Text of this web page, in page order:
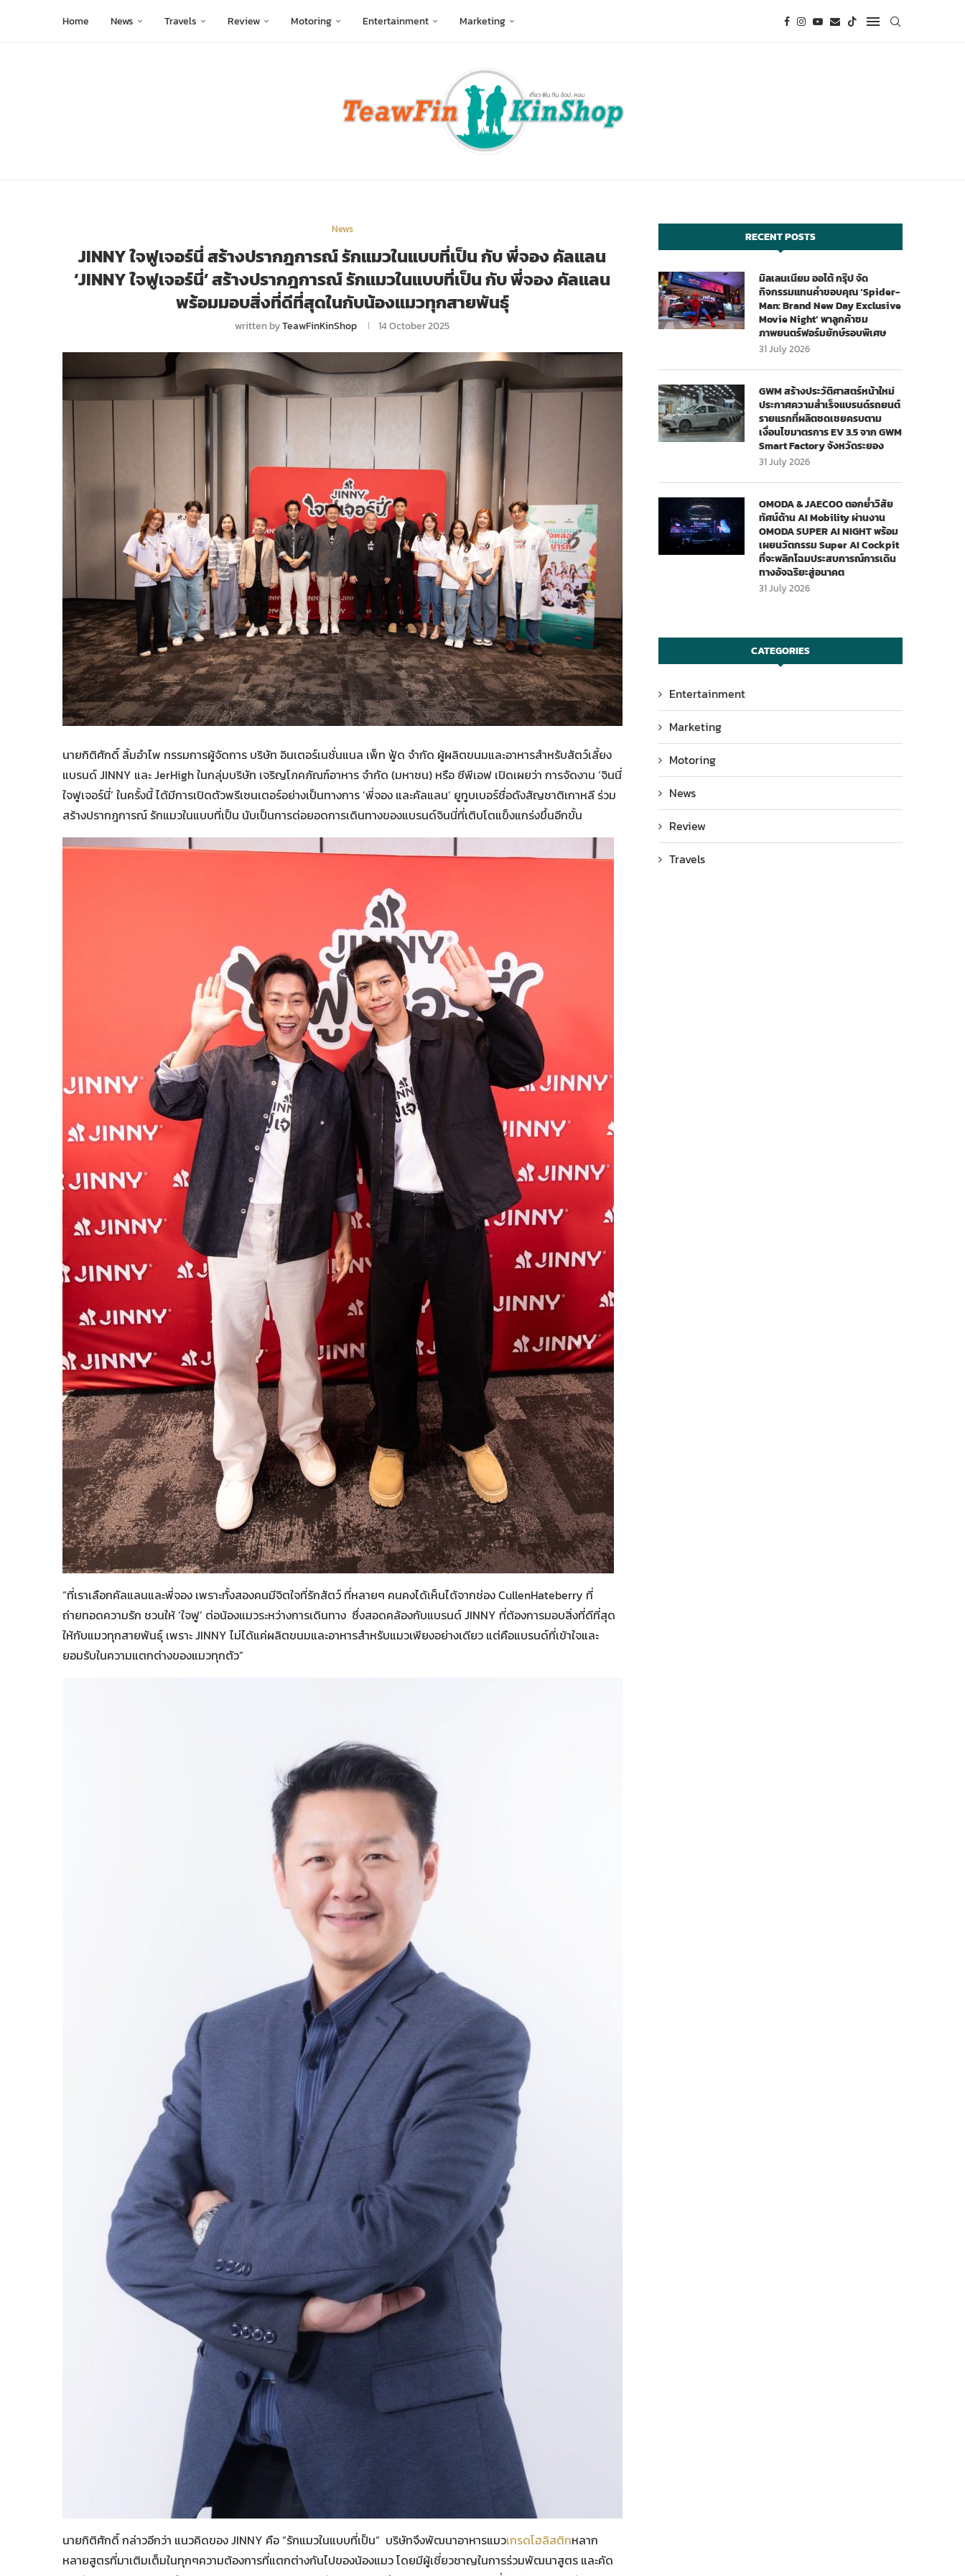
Home News Travels Review Motoring Entertainment Marketing
News
JINNY ใจฟูเจอร์นี่ สร้างปรากฎการณ์ รักแมวในแบบที่เป็น กับ พี่จอง คัลแลน
‘JINNY ใจฟูเจอร์นี่’ สร้างปรากฎการณ์ รักแมวในแบบที่เป็น กับ พี่จอง คัลแลน
พร้อมมอบสิ่งที่ดีที่สุดในกับน้องแมวทุกสายพันธุ์
written byTeawFinKinShop 14 October 2025
นายกิติศักดิ์ ลิ้มอำไพ กรรมการผู้จัดการ บริษัท อินเตอร์เนชั่นแนล เพ็ท ฟู้ด จำกัด ผู้ผลิตขนมและอาหารสำหรับสัตว์เลี้ยง
แบรนด์ JINNY และ JerHigh ในกลุ่มบริษัท เจริญโภคภัณฑ์อาหาร จำกัด (มหาชน) หรือ ซีพีเอฟ เปิดเผยว่า การจัดงาน ‘จินนี่
ใจฟูเจอร์นี่’ ในครั้งนี้ ได้มีการเปิดตัวพรีเซนเตอร์อย่างเป็นทางการ ‘พี่จอง และคัลแลน’ ยูทูบเบอร์ชื่อดังสัญชาติเกาหลี ร่วม
สร้างปรากฎการณ์ รักแมวในแบบที่เป็น นับเป็นการต่อยอดการเดินทางของแบรนด์จินนี่ที่เติบโตแข็งแกร่งขึ้นอีกขั้น
“ที่เราเลือกคัลแลนและพี่จอง เพราะทั้งสองคนมีจิตใจที่รักสัตว์ ที่หลายๆ คนคงได้เห็นได้จากช่อง CullenHateberry ที่
ถ่ายทอดความรัก ชวนให้ ‘ใจฟู’ ต่อน้องแมวระหว่างการเดินทาง ซึ่งสอดคล้องกับแบรนด์ JINNY ที่ต้องการมอบสิ่งที่ดีที่สุด
ให้กับแมวทุกสายพันธุ์ เพราะ JINNY ไม่ได้แค่ผลิตขนมและอาหารสำหรับแมวเพียงอย่างเดียว แต่คือแบรนด์ที่เข้าใจและ
ยอมรับในความแตกต่างของแมวทุกตัว”
นายกิติศักดิ์ กล่าวอีกว่า แนวคิดของ JINNY คือ “รักแมวในแบบที่เป็น” บริษัทจึงพัฒนาอาหารแมวเกรดโฮลิสติกหลาก
หลายสูตรที่มาเติมเต็มในทุกๆความต้องการที่แตกต่างกันไปของน้องแมว โดยมีผู้เชี่ยวชาญในการร่วมพัฒนาสูตร และคัด
RECENT POSTS
มิลเลนเนียม ออโต้ กรุ๊ป จัด
กิจกรรมแทนคำขอบคุณ ‘Spider-
Man: Brand New Day Exclusive
Movie Night’ พาลูกค้าชม
ภาพยนตร์ฟอร์มยักษ์รอบพิเศษ
31 July 2026
GWM สร้างประวัติศาสตร์หน้าใหม่
ประกาศความสำเร็จแบรนด์รถยนต์
รายแรกที่ผลิตชดเชยครบตาม
เงื่อนไขมาตรการ EV 3.5 จาก GWM
Smart Factory จังหวัดระยอง
31 July 2026
OMODA & JAECOO ตอกย้ำวิสัย
ทัศน์ด้าน AI Mobility ผ่านงาน
OMODA SUPER AI NIGHT พร้อม
เผยนวัตกรรม Super AI Cockpit
ที่จะพลิกโฉมประสบการณ์การเดิน
ทางอัจฉริยะสู่อนาคต
31 July 2026
CATEGORIES
Entertainment
Marketing
Motoring
News
Review
Travels